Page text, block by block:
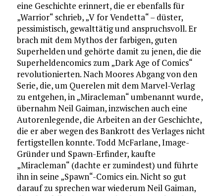
eine Geschichte erinnert, die er ebenfalls für
„Warrior“ schrieb, „V for Vendetta“ – düster,
pessimistisch, gewalttätig und anspruchsvoll. Er
brach mit dem Mythos der farbigen, guten
Superhelden und gehörte damit zu jenen, die die
Superheldencomics zum „Dark Age of Comics“
revolutionierten. Nach Moores Abgang von den
Serie, die, um Querelen mit dem Marvel-Verlag
zu entgehen, in „Miracleman“ umbenannt wurde,
übernahm Neil Gaiman, inzwischen auch eine
Autorenlegende, die Arbeiten an der Geschichte,
die er aber wegen des Bankrott des Verlages nicht
fertigstellen konnte. Todd McFarlane, Image-
Gründer und Spawn-Erfinder, kaufte
„Miracleman“ (dachte er zumindest) und führte
ihn in seine „Spawn“-Comics ein. Nicht so gut
darauf zu sprechen war wiederum Neil Gaiman,